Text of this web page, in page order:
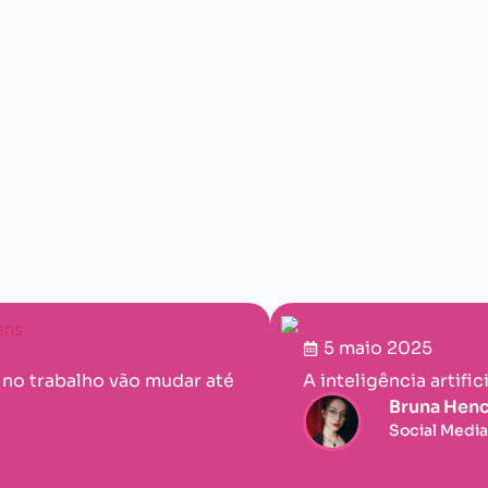
trabalho vão mudar até
5 maio 2025
A inteligência
Bruna
Social Media